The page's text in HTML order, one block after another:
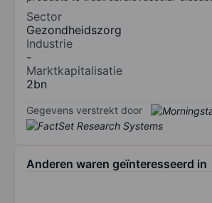
Sector
Gezondheidszorg
Industrie
-
Marktkapitalisatie
2bn
Gegevens verstrekt door
Anderen waren geïnteresseerd in